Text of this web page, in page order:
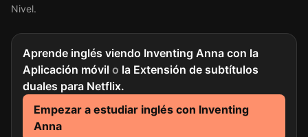
Nivel.
Aprende inglés viendo Inventing Anna con la
Aplicación móvil o la Extensión de subtítulos
duales para Netflix.
Empezar a estudiar inglés con Inventing
Anna